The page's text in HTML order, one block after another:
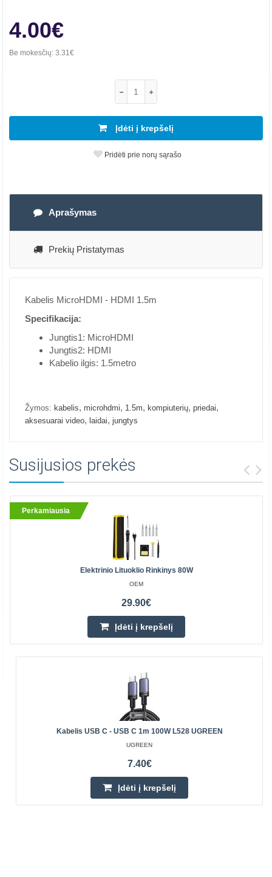
4.00€
Be mokesčių: 3.31€
Įdėti į krepšelį
Pridėti prie norų sąrašo
Aprašymas
Prekių Pristatymas
Kabelis MicroHDMI - HDMI 1.5m
Specifikacija:
Jungtis1: MicroHDMI
Jungtis2: HDMI
Kabelio ilgis: 1.5metro
Žymos: kabelis, microhdmi, 1.5m, kompiuterių, priedai,
aksesuarai video, laidai, jungtys
Susijusios prekės
Perkamiausia
Elektrinio Lituoklio Rinkinys 80W
OEM
29.90€
Įdėti į krepšelį
Kabelis USB C - USB C 1m 100W L528 UGREEN
UGREEN
7.40€
Įdėti į krepšelį